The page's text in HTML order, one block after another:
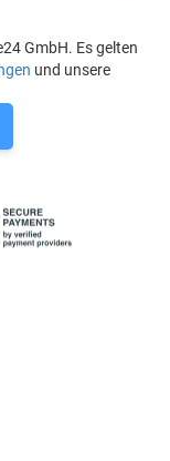
GmbH. Es gelten
und unsere